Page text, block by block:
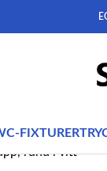
FIXTURER
rund i vitt